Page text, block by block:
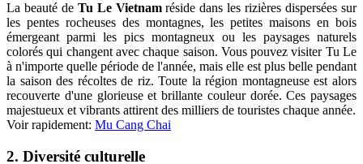
La beauté de Tu Le Vietnamréside dans les rizières dispersées sur
les pentes rocheuses des montagnes, les petites maisons en bois
émergeant parmi les pics montagneux ou les paysages naturels
colorés qui changent avec chaque saison. Vous pouvez visiter Tu Le
à n'importe quelle période de l'année, mais elle est plus belle pendant
la saison des récoltes de riz. Toute la région montagneuse est alors
recouverte d'une glorieuse et brillante couleur dorée. Ces paysages
majestueux et vibrants attirent des milliers de touristes chaque année.
Voir rapidement: Mu Cang Chai
2. Diversité culturelle